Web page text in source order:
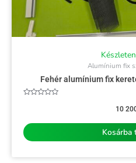
Alumínium fix
Fehér alumínium fix
10
Kosárba